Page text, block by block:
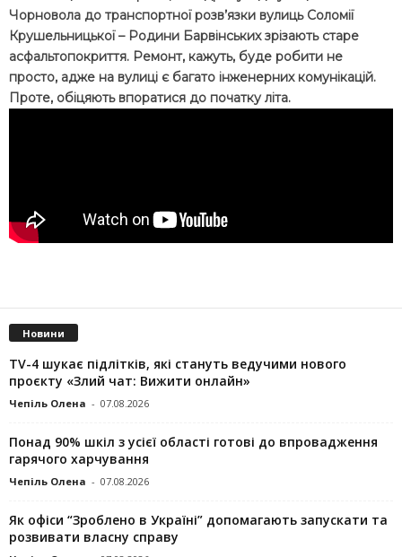
Чорновола до транспортної розв’язки вулиць Соломії
Крушельницької – Родини Барвінських зрізають старе
асфальтопокриття. Ремонт, кажуть, буде робити не
просто, адже на вулиці є багато інженерних комунікацій.
Проте, обіцяють впоратися до початку літа.
Новини
TV-4 шукає підлітків, які стануть ведучими нового
проєкту «Злий чат: Вижити онлайн»
Чепіль Олена - 07.08.2026
Понад 90% шкіл з усієї області готові до впровадження
гарячого харчування
Чепіль Олена - 07.08.2026
Як офіси “Зроблено в Україні” допомагають запускaти та
розвивати власну справу